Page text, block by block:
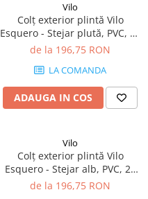
Vilo
Colț exterior plintă Vilo
Esquero - Stejar plută, PVC, 20
buc/cutie, compatibil plintă
de la 196,75 RON
LA COMANDA
ADAUGA IN COS
Vilo
Colț exterior plintă Vilo
Esquero - Stejar alb, PVC, 20
buc/cutie, compatibil plintă
de la 196,75 RON